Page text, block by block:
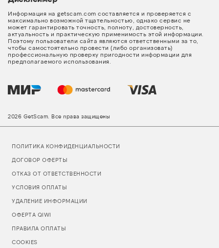
Информация на getscam.com составляется и проверяется с
максимально возможной тщательностью, однако сервис не
может гарантировать точность, полноту, достоверность,
актуальность и практическую применимость этой информации.
Поэтому пользователи сайта являются ответственными за то,
чтобы самостоятельно провести (либо организовать)
профессиональную проверку пригодности информации для
предполагаемого использования.
2026 GetScam. Все права защищены
ПОЛИТИКА КОНФИДЕНЦИАЛЬНОСТИ
ДОГОВОР ОФЕРТЫ
ОТКАЗ ОТ ОТВЕТСТВЕННОСТИ
УСЛОВИЯ ОПЛАТЫ
УДАЛЕНИЕ ИНФОРМАЦИИ
ОФЕРТА QIWI
ПРАВИЛА ОПЛАТЫ
COOKIES